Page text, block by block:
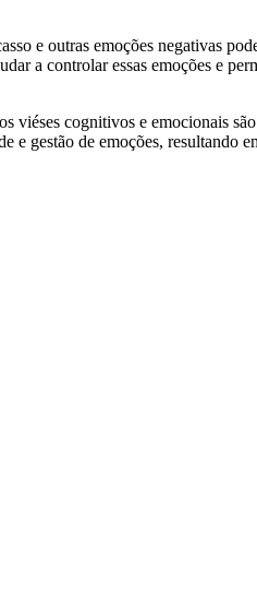
e outras emoções negativas
a controlar essas emoções e
viéses cognitivos e emocionais
gestão de emoções, resultando